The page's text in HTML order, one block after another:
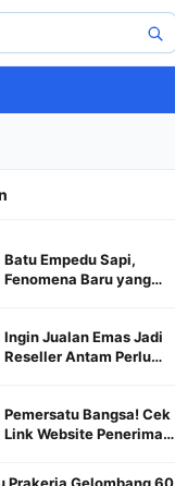
Batu Empedu Sapi,
Fenomena Baru yang
Ingin Jualan Emas Jadi
Reseller Antam Perlu
Bagaimana
Prosedurnya?
Pemersatu Bangsa! Cek
Link Website Penerima